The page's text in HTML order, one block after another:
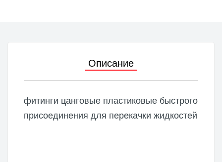
Описание
фитинги цанговые пластиковые быстрого
присоединения для перекачки жидкостей